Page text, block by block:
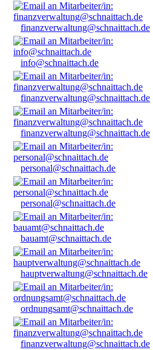
finanzverwaltung@schnaittach.de
info@schnaittach.de
finanzverwaltung@schnaittach.de
finanzverwaltung@schnaittach.de
personal@schnaittach.de
personal@schnaittach.de
bauamt@schnaittach.de
hauptverwaltung@schnaittach.de
ordnungsamt@schnaittach.de
finanzverwaltung@schnaittach.de